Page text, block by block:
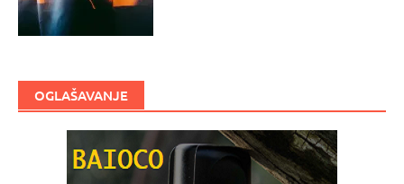
OGLAŠAVANJE